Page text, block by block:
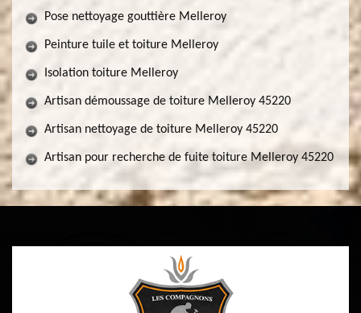
Pose nettoyage gouttière Melleroy
Peinture tuile et toiture Melleroy
Isolation toiture Melleroy
Artisan démoussage de toiture Melleroy 45220
Artisan nettoyage de toiture Melleroy 45220
Artisan pour recherche de fuite toiture Melleroy 45220